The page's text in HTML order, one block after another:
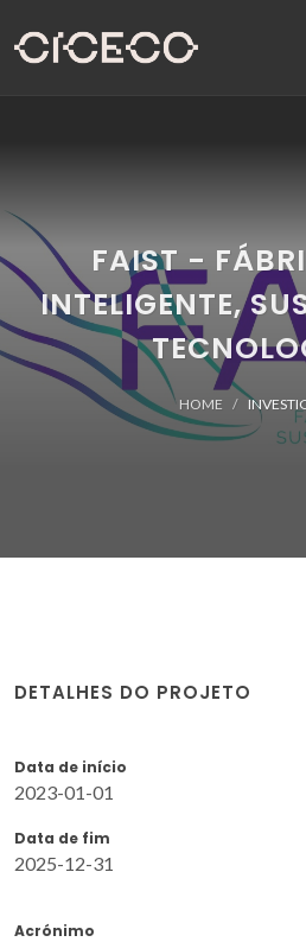
FAIST -
INTELIGENTE,
HOME
DETALHES DO PROJETO
Data de início
2023-01-01
Data de fim
2025-12-31
Acrónimo